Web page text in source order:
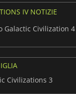
IV NOTIZIE
Galactic Civilization 4
Civilizations 3